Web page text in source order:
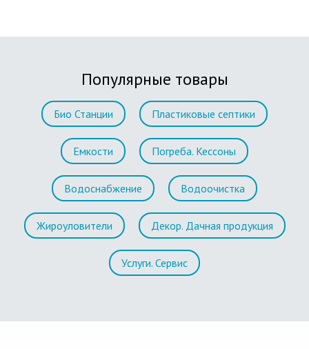
Популярные товары
Био Станции Пластиковые септики
Емкости Погреба. Кессоны
Водоснабжение Водоочистка
Жироуловители Декор. Дачная продукция
Услуги. Сервис